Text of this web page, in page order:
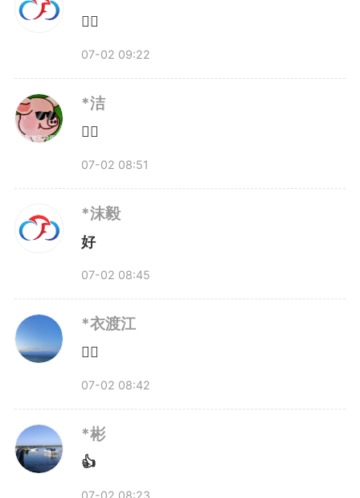
👍🏻
07-02 09:22
*洁
👍🏻
07-02 08:51
*沫毅
好
07-02 08:45
*衣渡江
👍🏻
07-02 08:42
*彬
👍